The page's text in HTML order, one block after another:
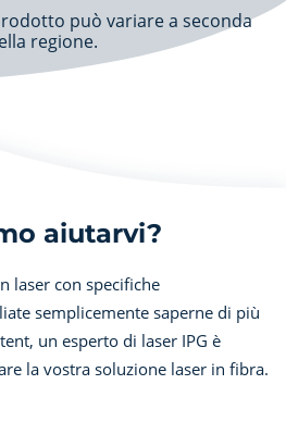
può variare a seconda
regione.
aiutarvi?
laser con specifiche
semplicemente saperne di più
un esperto di laser IPG è
la vostra soluzione laser in fibra.